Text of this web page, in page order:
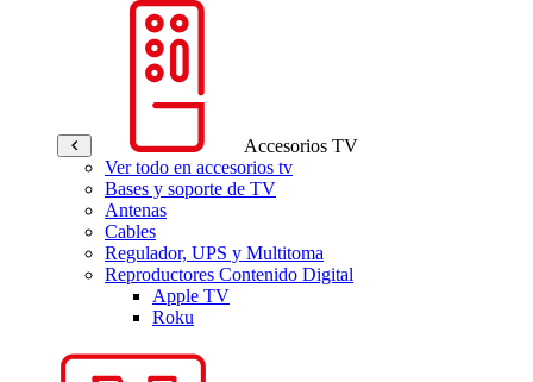
Accesorios TV
Ver todo en accesorios tv
Bases y soporte de TV
Antenas
Cables
Regulador, UPS y Multitoma
Reproductores Contenido Digital
Apple TV
Roku